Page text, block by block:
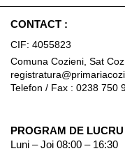
CONTACT :
CIF: 4055823
Comuna Cozieni, Sat
Telefon / Fax : 0238 750
PROGRAM DE
Luni – Joi 08:00 – 16:30